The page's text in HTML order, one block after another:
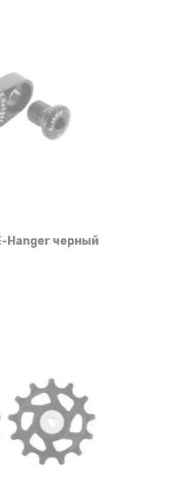
Hanger черный